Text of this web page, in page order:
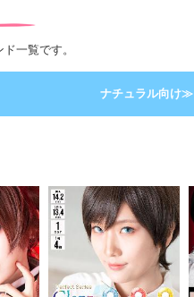
一覧です。
ナチュラル向け≫